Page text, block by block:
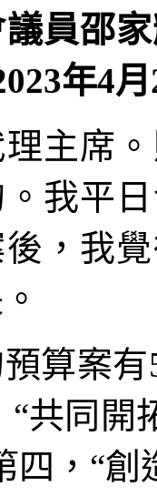
員邵
年4
主席
我平
，我
算案
“共同開
四，“